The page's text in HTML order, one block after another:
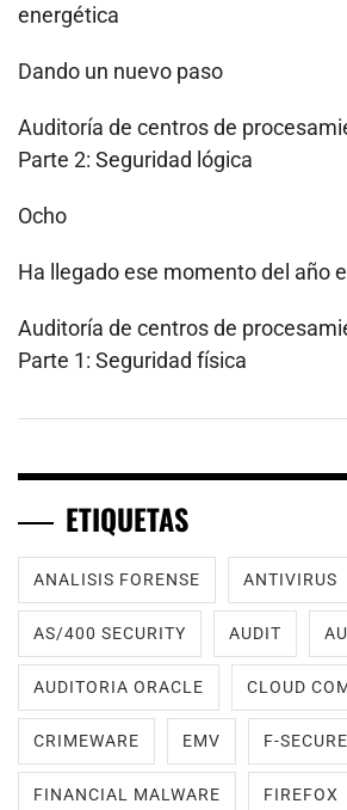
energética
Dando un nuevo paso
Auditoría de centros de
Parte 2: Seguridad lógica
Ocho
Ha llegado ese momento del año
Auditoría de centros de
Parte 1: Seguridad física
ETIQUETAS
ANALISIS FORENSE ANTIVIRUS
AS/400 SECURITY AUDIT
AUDITORIA ORACLE CLOUD
CRIMEWARE EMV F-SECURE
FINANCIAL MALWARE FIREFOX